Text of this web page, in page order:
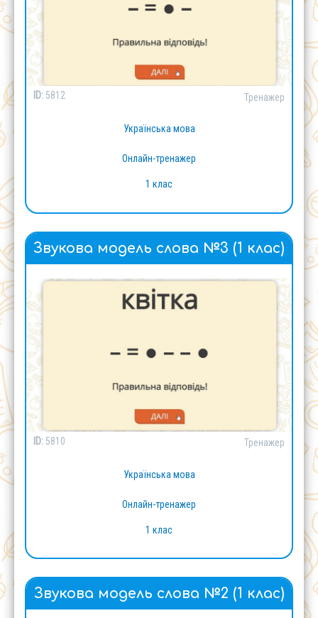
ID: 5812 Тренажер
Українська мова
Онлайн-тренажер
1 клас
Звукова модель слова №3 (1 клас)
ID: 5810 Тренажер
Українська мова
Онлайн-тренажер
1 клас
Звукова модель слова №2 (1 клас)